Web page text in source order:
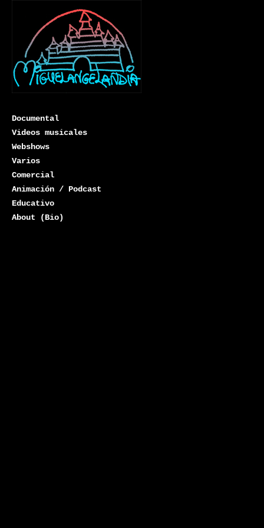
Miguelangelandia
Documental
Videos musicales
Webshows
Varios
Comercial
Animación / Podcast
Educativo
About (Bio)